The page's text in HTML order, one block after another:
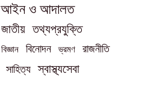
আইন ও আদালত
জাতীয় তথ্যপ্রযুক্তি
বিজ্ঞান বিনোদন ভ্রমণ রাজনীতি
সাহিত্য স্বাস্থ্যসেবা